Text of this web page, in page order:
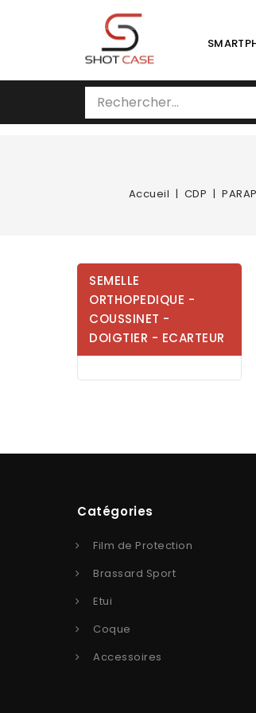
Accueil CDP
SEMELLE
ORTHOPEDIQUE -
COUSSINET -
DOIGTIER - ECARTEUR
Catégories
Film de Protection
Brassard Sport
Etui
Coque
Accessoires